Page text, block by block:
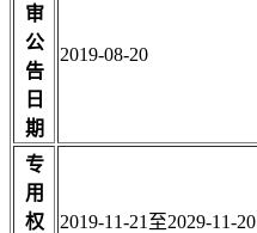
审
公
告
日
期
2019-08-20
专
用
权
2019-11-21至2029-11-20